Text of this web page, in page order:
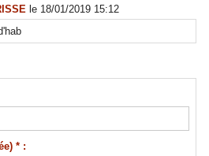
le 18/01/2019 15:12
* :